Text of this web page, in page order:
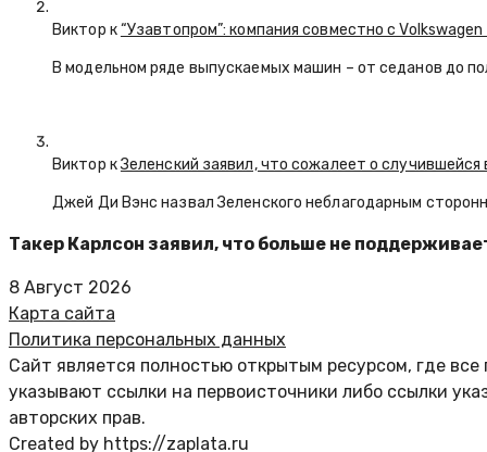
Виктор к“Узавтопром”: компания совместно с
В модельном ряде выпускаемых машин – от седанов до
Виктор кЗеленский заявил, что сожалеет о
Джей Ди Вэнс назвал Зеленского неблагодарным
Такер Карлсон заявил, что больше не
8 Август 2026
Карта сайта
Политика персональных данных
Сайт является полностью открытым ресурсом, где
указывают ссылки на первоисточники либо ссылки
авторских прав.
Created by https://zaplata.ru